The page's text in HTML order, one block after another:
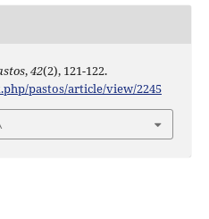
,42(2), 121-122.
pastos/article/view/2245